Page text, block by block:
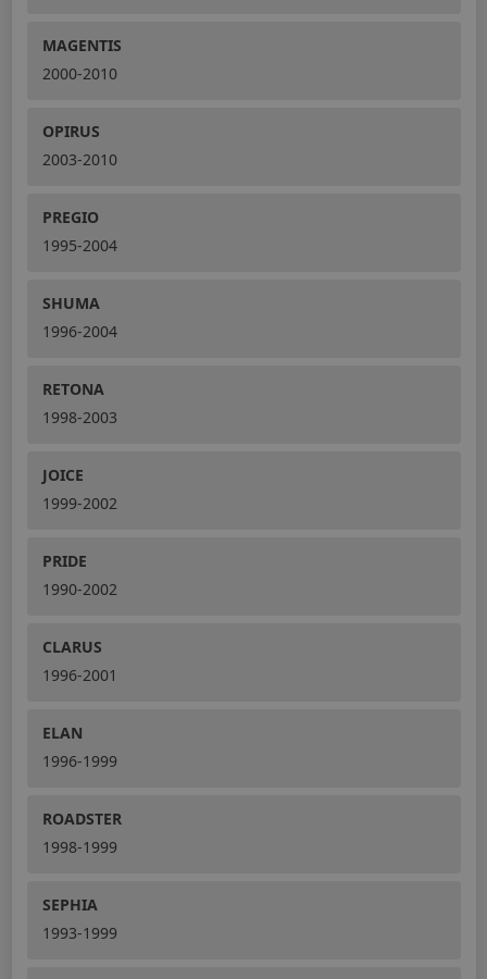
MAGENTIS
2000-2010
OPIRUS
2003-2010
PREGIO
1995-2004
SHUMA
1996-2004
RETONA
1998-2003
JOICE
1999-2002
PRIDE
1990-2002
CLARUS
1996-2001
ELAN
1996-1999
ROADSTER
1998-1999
SEPHIA
1993-1999